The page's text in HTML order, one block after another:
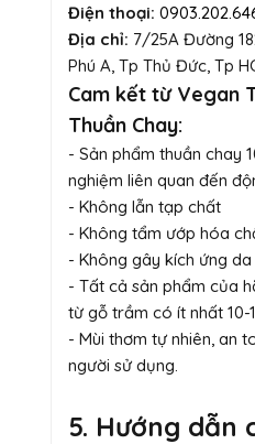
Điện thoại:
Địa chỉ: 7/25A Đường
Phú A, Tp Thủ Đức, Tp
Cam kết từ Vegan
Thuần Chay:
- Sản phẩm thuần chay
nghiệm liên quan đến
- Không lẫn tạp chất
- Không tẩm ướp hóa
- Không gây kích ứng da
- Tất cả sản phẩm của
từ gỗ trầm có ít nhất 10-
- Mùi thơm tự nhiên, an
người sử dụng.
5. Hướng dẫn